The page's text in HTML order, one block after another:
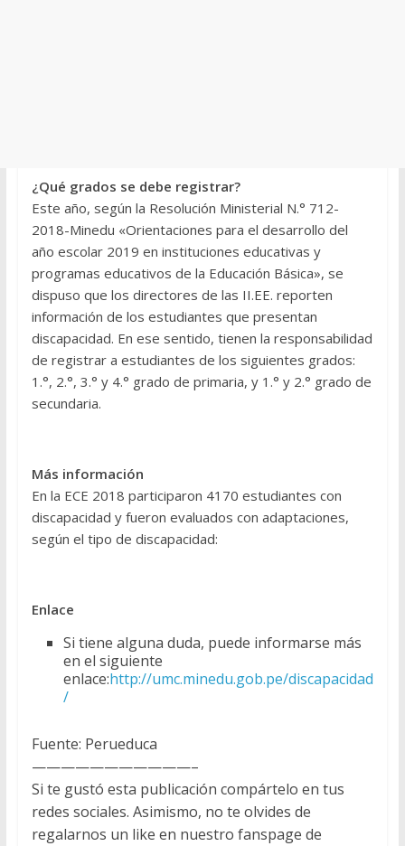
¿Qué grados se debe registrar?
Este año, según la Resolución Ministerial N.° 712-
2018-Minedu «Orientaciones para el desarrollo del
año escolar 2019 en instituciones educativas y
programas educativos de la Educación Básica», se
dispuso que los directores de las II.EE. reporten
información de los estudiantes que presentan
discapacidad. En ese sentido, tienen la responsabilidad
de registrar a estudiantes de los siguientes grados:
1.°, 2.°, 3.° y 4.° grado de primaria, y 1.° y 2.° grado de
secundaria.
Más información
En la ECE 2018 participaron 4170 estudiantes con
discapacidad y fueron evaluados con adaptaciones,
según el tipo de discapacidad:
Enlace
Si tiene alguna duda, puede informarse más
en el siguiente
enlace:http://umc.minedu.gob.pe/discapacidad
/
Fuente: Perueduca
———————————–
Si te gustó esta publicación compártelo en tus
redes sociales. Asimismo, no te olvides de
regalarnos un like en nuestro fanspage de